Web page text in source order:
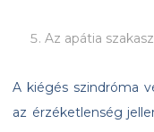
Az apátia
A kiégés szindróma
az érzéketlenség